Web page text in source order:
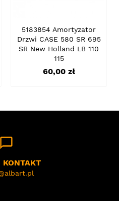
5183854 Amortyzator
Drzwi CASE 580 SR 695
SR New Holland LB 110
115
Cena
60,00 zł
chat_bubble_outline
KONTAKT